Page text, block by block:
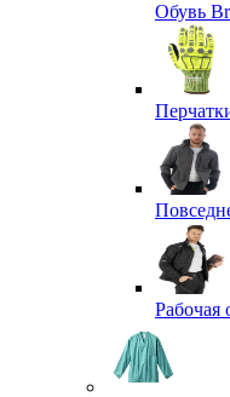
Обувь
Рабочая